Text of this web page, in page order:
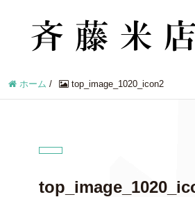
ホーム / top_image_1020_icon2